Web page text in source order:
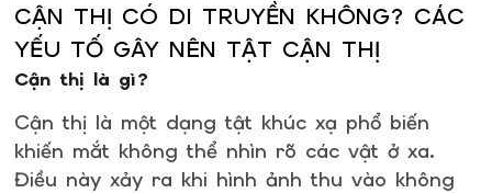
CẬN THỊ CÓ DI TRUYỀN KHÔNG? CÁC
YẾU TỐ GÂY NÊN TẬT CẬN THỊ
Cận thị là gì?
Cận thị là một dạng tật khúc xạ phổ biến
khiến mắt không thể nhìn rõ các vật ở xa.
Điều này xảy ra khi hình ảnh thu vào không